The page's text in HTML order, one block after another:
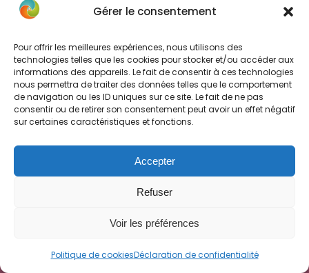
Gérer le consentement
Pour offrir les meilleures expériences, nous utilisons des
technologies telles que les cookies pour stocker et/ou accéder aux
informations des appareils. Le fait de consentir à ces technologies
nous permettra de traiter des données telles que le comportement
de navigation ou les ID uniques sur ce site. Le fait de ne pas
consentir ou de retirer son consentement peut avoir un effet négatif
sur certaines caractéristiques et fonctions.
Accepter
Refuser
Voir les préférences
Politique de cookiesDéclaration de confidentialité
LIRE LA SUITE »
6 juillet 2026 • Aucun commentaire
IA
on travaille seul : la